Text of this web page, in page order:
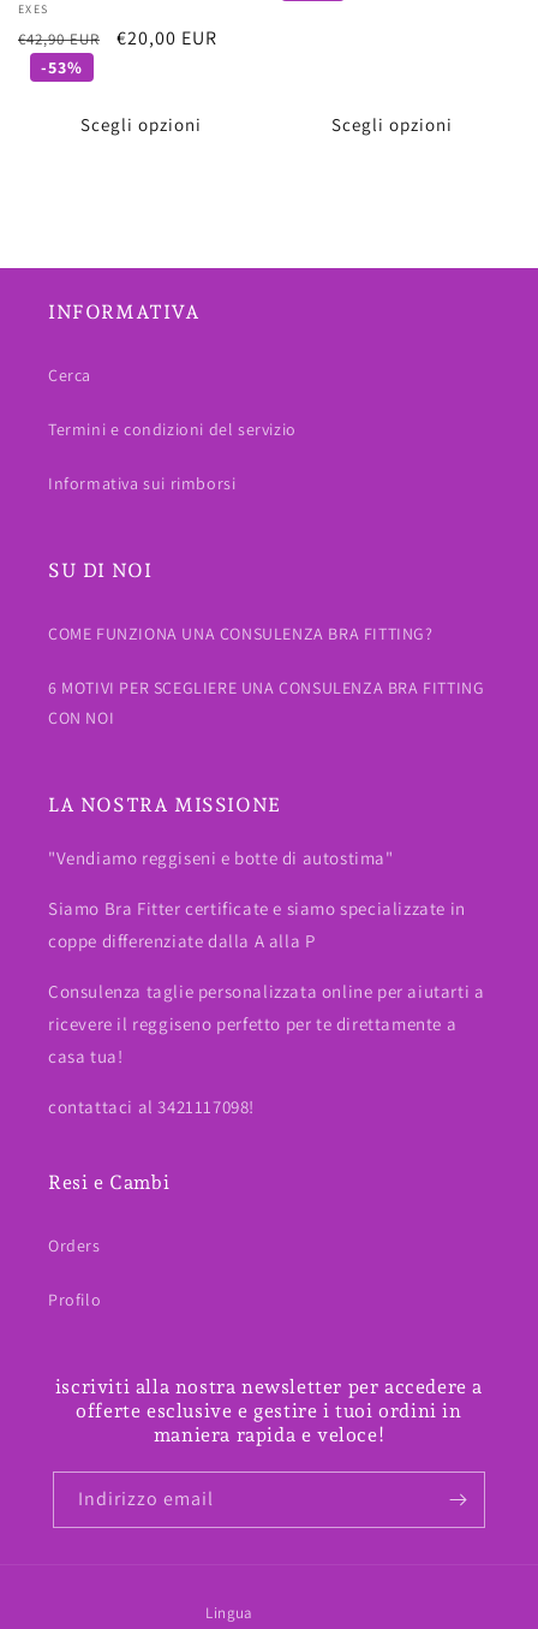
Fornitore:
EXES
Prezzo
€42,90 EUR
Prezzo
€20,00 EUR
-53%
Scegli opzioni Scegli opzioni
INFORMATIVA
Cerca
Termini e condizioni del servizio
Informativa sui rimborsi
SU DI NOI
COME FUNZIONA UNA CONSULENZA BRA FITTING?
6 MOTIVI PER SCEGLIERE UNA CONSULENZA BRA FITTING
CON NOI
LA NOSTRA MISSIONE
"Vendiamo reggiseni e botte di autostima"
Siamo Bra Fitter certificate e siamo specializzate in
coppe differenziate dalla A alla P
Consulenza taglie personalizzata online per aiutarti a
ricevere il reggiseno perfetto per te direttamente a
casa tua!
contattaci al 3421117098!
Resi e Cambi
Orders
Profilo
iscriviti alla nostra newsletter per accedere a
offerte esclusive e gestire i tuoi ordini in
maniera rapida e veloce!
Indirizzo email
Lingua